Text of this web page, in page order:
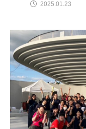
2025.01.23